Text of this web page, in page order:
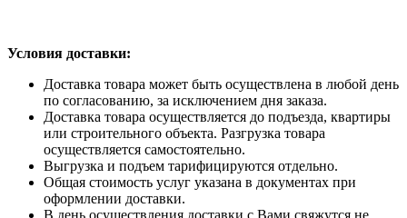
Условия доставки:
Доставка товара может быть осуществлена в любой день
по согласованию, за исключением дня заказа.
Доставка товара осуществляется до подъезда, квартиры
или строительного объекта. Разгрузка товара
осуществляется самостоятельно.
Выгрузка и подъем тарифицируются отдельно.
Общая стоимость услуг указана в документах при
оформлении доставки.
В день осуществления доставки с Вами свяжутся не